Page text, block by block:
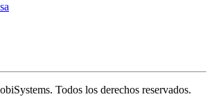
Todos los derechos reservados.